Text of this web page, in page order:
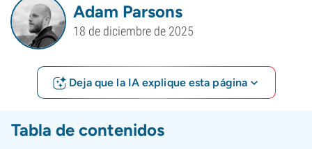
Adam Parsons
18 de diciembre de 2025
Deja que la IA explique esta página
Tabla de contenidos